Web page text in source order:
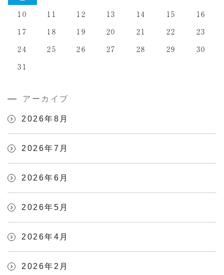
10
11 12 13 14 15
16
17
18 19 20 21 22
23
24
25 26 27 28 29
30
31
アーカイブ
2026年8月
2026年7月
2026年6月
2026年5月
2026年4月
2026年2月